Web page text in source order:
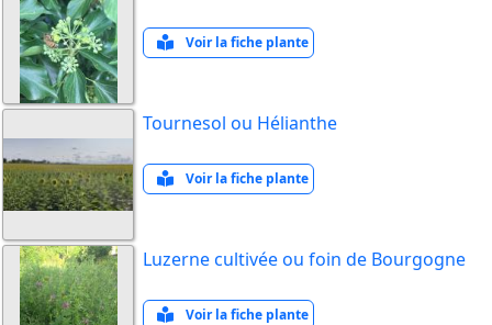
Voir la fiche plante
Tournesol ou Hélianthe
Voir la fiche plante
Luzerne cultivée ou foin de Bourgogne
Voir la fiche plante